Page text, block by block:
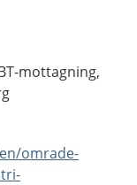
mottagning,
omrade-